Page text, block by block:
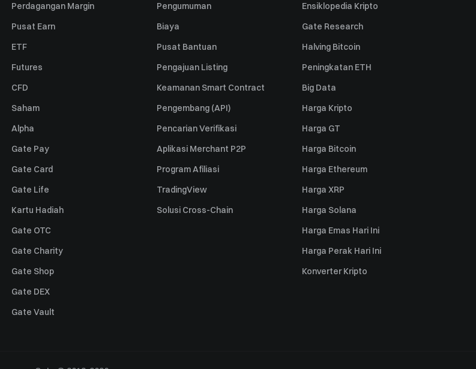
Perdagangan Margin
Pusat Earn
ETF
Futures
CFD
Saham
Alpha
Gate Pay
Gate Card
Gate Life
Kartu Hadiah
Gate OTC
Gate Charity
Gate Shop
Gate DEX
Gate Vault
Pengumuman
Biaya
Pusat Bantuan
Pengajuan Listing
Keamanan Smart Contract
Pengembang (API)
Pencarian Verifikasi
Aplikasi Merchant P2P
Program Afiliasi
TradingView
Solusi Cross-Chain
Ensiklopedia Kripto
Gate Research
Halving Bitcoin
Peningkatan ETH
Big Data
Harga Kripto
Harga GT
Harga Bitcoin
Harga Ethereum
Harga XRP
Harga Solana
Harga Emas Hari Ini
Harga Perak Hari Ini
Konverter Kripto